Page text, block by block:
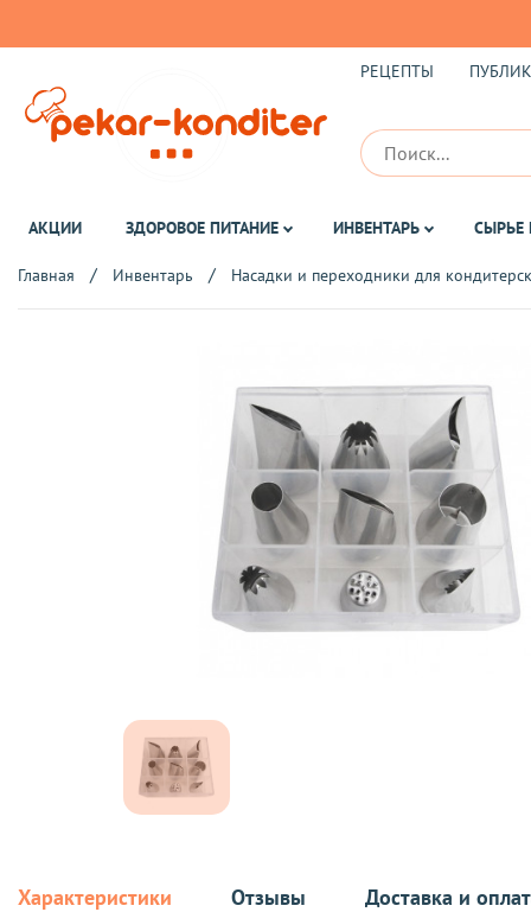
РЕЦЕПТЫ
АКЦИИ ЗДОРОВОЕ ПИТАНИЕ ИНВЕНТАРЬ СЫРЬЕ
Главная Инвентарь Насадки и переходники для
Характеристики Отзывы Доставка и